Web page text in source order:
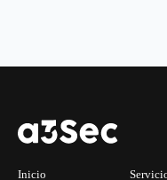
Inicio